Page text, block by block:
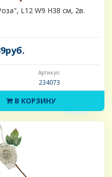
L12 W9 H38 см, 2в.
Артикул:
234073
В КОРЗИНУ